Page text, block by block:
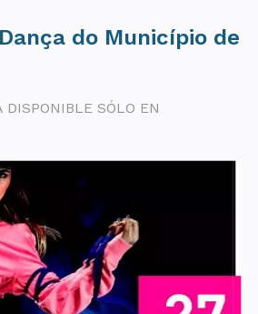
do Município de
DISPONIBLE SÓLO EN